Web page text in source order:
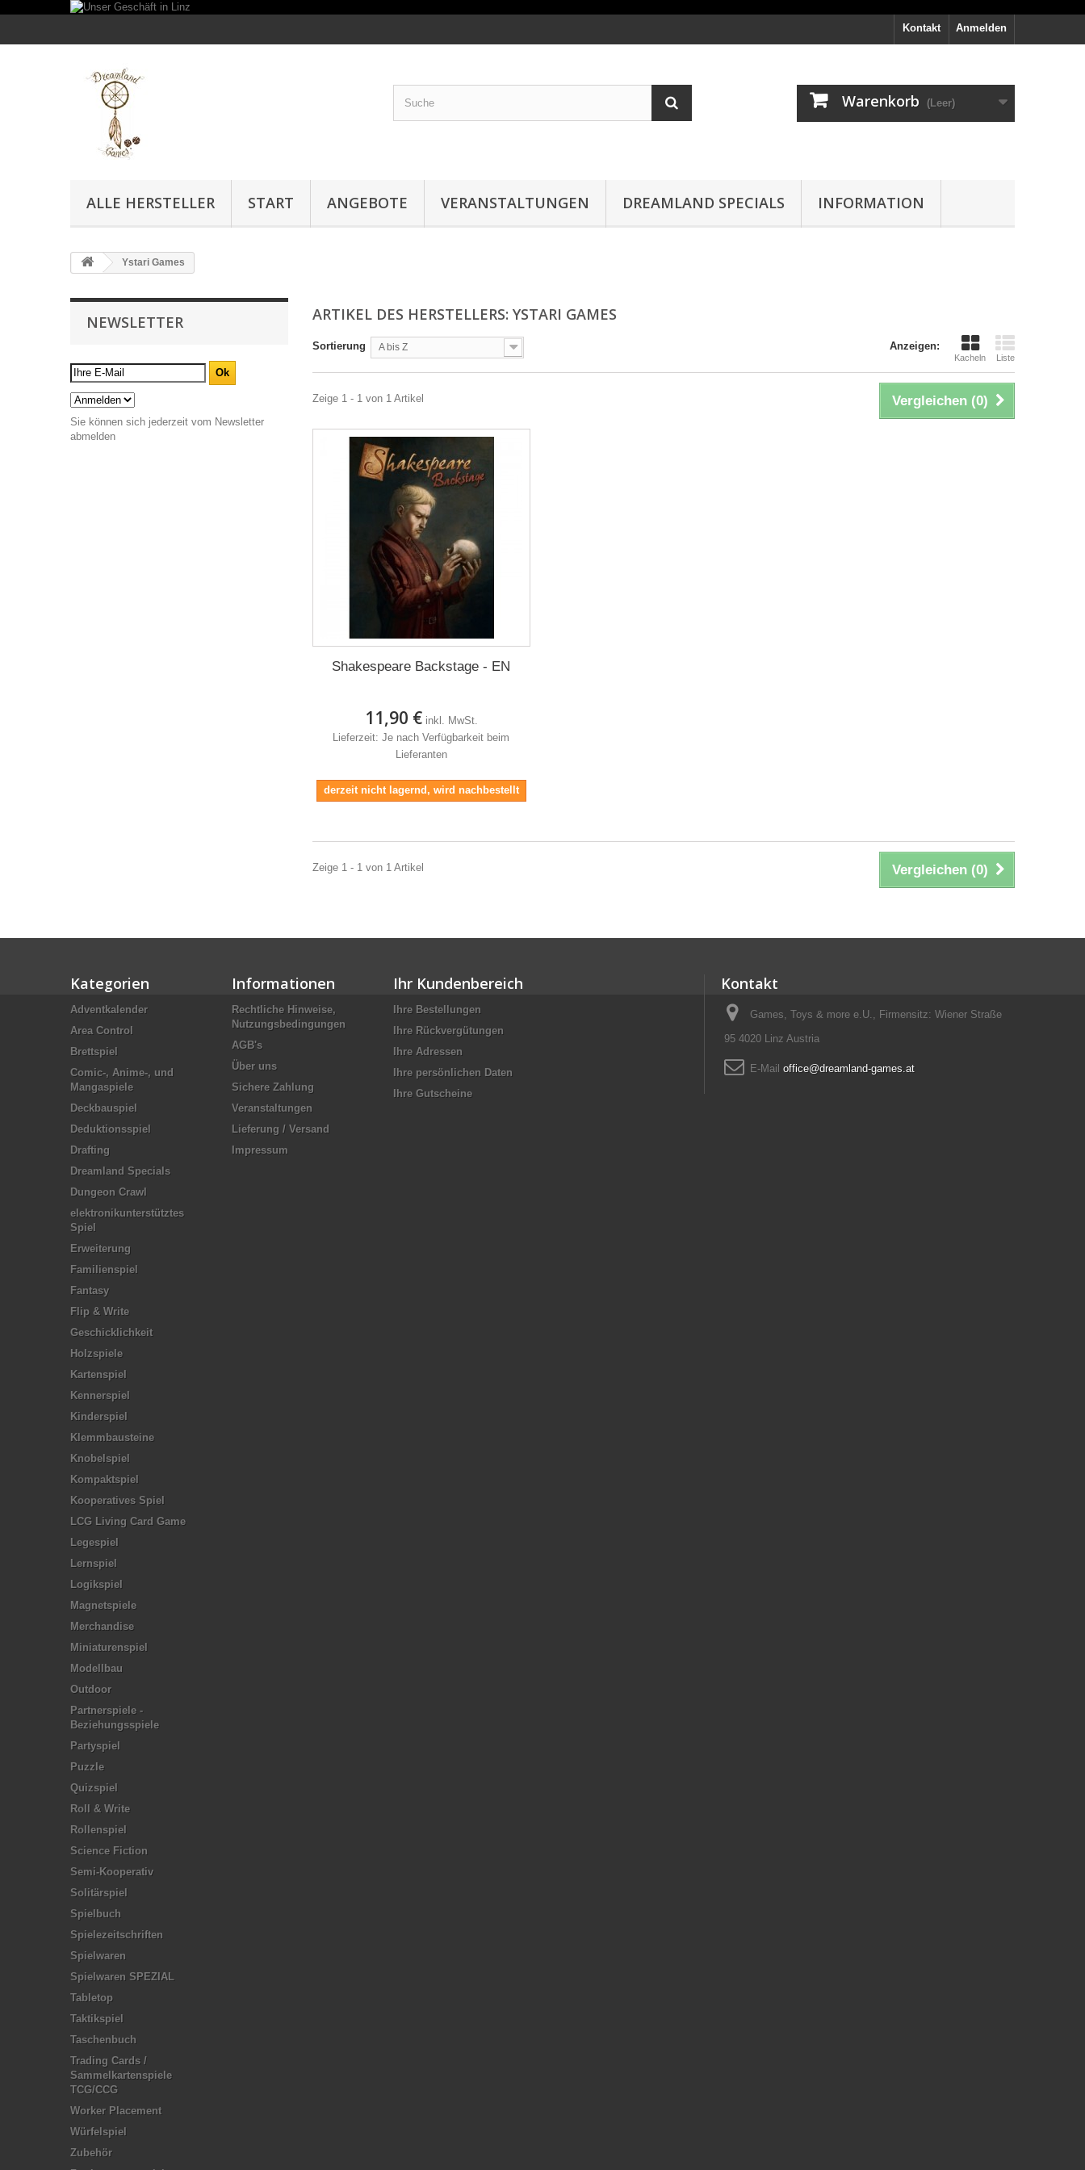
Anmelden
Kontakt
Warenkorb (Leer)
ALLE HERSTELLER START ANGEBOTE VERANSTALTUNGEN DREAMLAND SPECIALS INFORMATION
Ystari Games
NEWSLETTER
Sie können sich jederzeit vom Newsletter
abmelden
ARTIKEL DES HERSTELLERS: YSTARI GAMES
Anzeigen:
Kacheln Liste
Sortierung A bis Z
Vergleichen (0)
Zeige 1 - 1 von 1 Artikel
Shakespeare Backstage - EN
11,90 € inkl. MwSt.
Lieferzeit: Je nach Verfügbarkeit beim
Lieferanten
derzeit nicht lagernd, wird nachbestellt
Vergleichen (0)
Zeige 1 - 1 von 1 Artikel
Kategorien
Adventkalender
Area Control
Brettspiel
Comic-, Anime-, und
Mangaspiele
Deckbauspiel
Deduktionsspiel
Drafting
Dreamland Specials
Dungeon Crawl
elektronikunterstütztes
Spiel
Erweiterung
Familienspiel
Fantasy
Flip & Write
Geschicklichkeit
Holzspiele
Kartenspiel
Kennerspiel
Kinderspiel
Klemmbausteine
Knobelspiel
Kompaktspiel
Kooperatives Spiel
LCG Living Card Game
Legespiel
Lernspiel
Logikspiel
Magnetspiele
Merchandise
Miniaturenspiel
Modellbau
Outdoor
Partnerspiele -
Beziehungsspiele
Partyspiel
Puzzle
Quizspiel
Roll & Write
Rollenspiel
Science Fiction
Semi-Kooperativ
Solitärspiel
Spielbuch
Spielezeitschriften
Spielwaren
Spielwaren SPEZIAL
Tabletop
Taktikspiel
Taschenbuch
Trading Cards /
Sammelkartenspiele
TCG/CCG
Worker Placement
Würfelspiel
Zubehör
Informationen
Rechtliche Hinweise,
Nutzungsbedingungen
AGB's
Über uns
Sichere Zahlung
Veranstaltungen
Lieferung / Versand
Impressum
Ihr Kundenbereich
Ihre Bestellungen
Ihre Rückvergütungen
Ihre Adressen
Ihre persönlichen Daten
Ihre Gutscheine
Kontakt
Games, Toys & more e.U., Firmensitz: Wiener Straße
95 4020 Linz Austria
E-Mail office@dreamland-games.at